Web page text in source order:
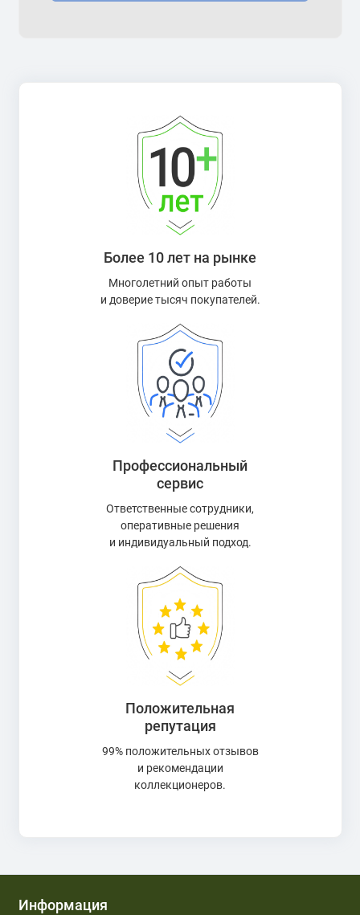
Более 10 лет на рынке
Многолетний опыт работы
и доверие тысяч покупателей.
Профессиональный
сервис
Ответственные сотрудники,
оперативные решения
и индивидуальный подход.
Положительная
репутация
99% положительных отзывов
и рекомендации
коллекционеров.
Информация